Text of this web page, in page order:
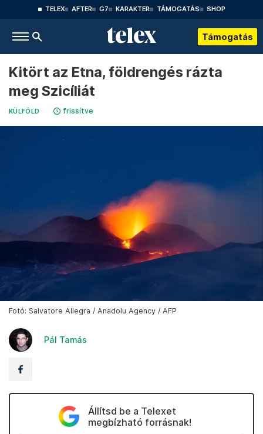
TELEX AFTER G7 KARAKTER TÁMOGATÁS SHOP
Támogatás
Kitört az Etna, földrengés rázta
meg Szicíliát
KÜLFÖLD frissítve
Fotó: Salvatore Allegra / Anadolu Agency / AFP
Pál Tamás
Állítsd be a Telexet
megbízható forrásnak!